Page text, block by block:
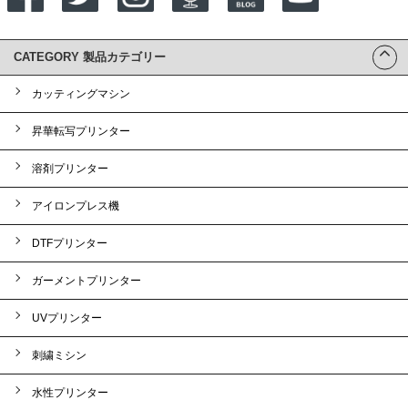
CATEGORY 製品カテゴリー
カッティングマシン
昇華転写プリンター
溶剤プリンター
アイロンプレス機
DTFプリンター
ガーメントプリンター
UVプリンター
刺繍ミシン
水性プリンター